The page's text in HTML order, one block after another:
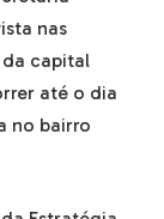
nas
da capital
até o dia
no bairro